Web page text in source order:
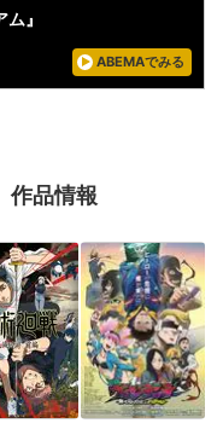
』
ABEMAでみる
作品情報